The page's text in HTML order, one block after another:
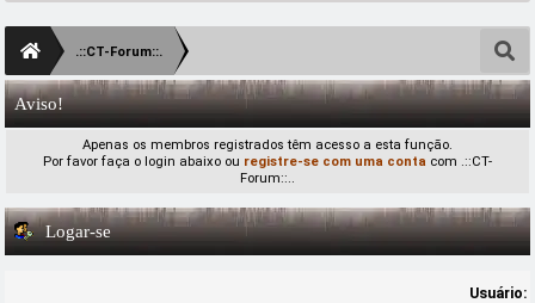
.::CT-Forum::.
Aviso!
Apenas os membros registrados têm acesso a esta função.
Por favor faça o login abaixo ou registre-se com uma conta com .::CT-
Forum::..
Logar-se
Usuário: